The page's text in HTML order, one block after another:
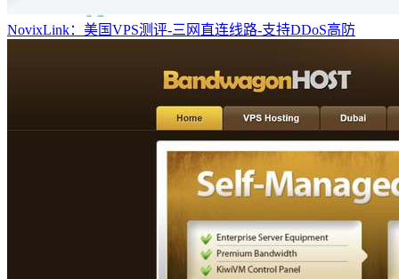
NovixLink：美国VPS测评-三网直连线路-支持DDoS高防